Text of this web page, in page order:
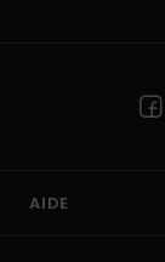
AIDE